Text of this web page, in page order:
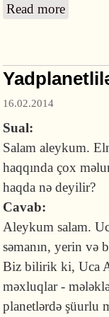
Read more
16.02.2014
Sual:
Salam aleykum.
haqqında çox
haqda nə deyilir?
Cavab:
Aleykum salam.
səmanın, yerin və
Biz bilirik ki, Uca
məxluqlar -
planetlərdə şüurlu